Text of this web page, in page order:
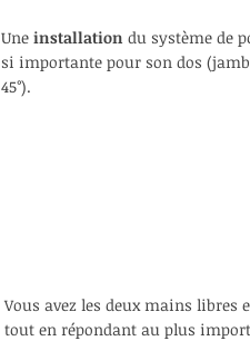
Une installation du système de
si importante pour son dos
45°).
Vous avez les deux mains libres
tout en répondant au plus